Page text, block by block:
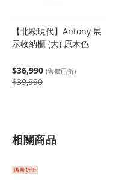
【北歐現代】Antony 展
示收納櫃 (大) 原木色
$36,990 (售價已折)
$39,990
相關商品